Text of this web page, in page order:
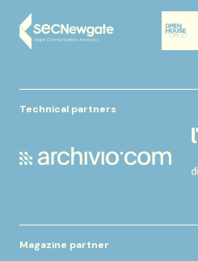
Technical partners
Magazine partner